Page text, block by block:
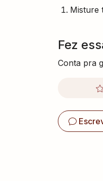
Misture
Fez
Conta pra